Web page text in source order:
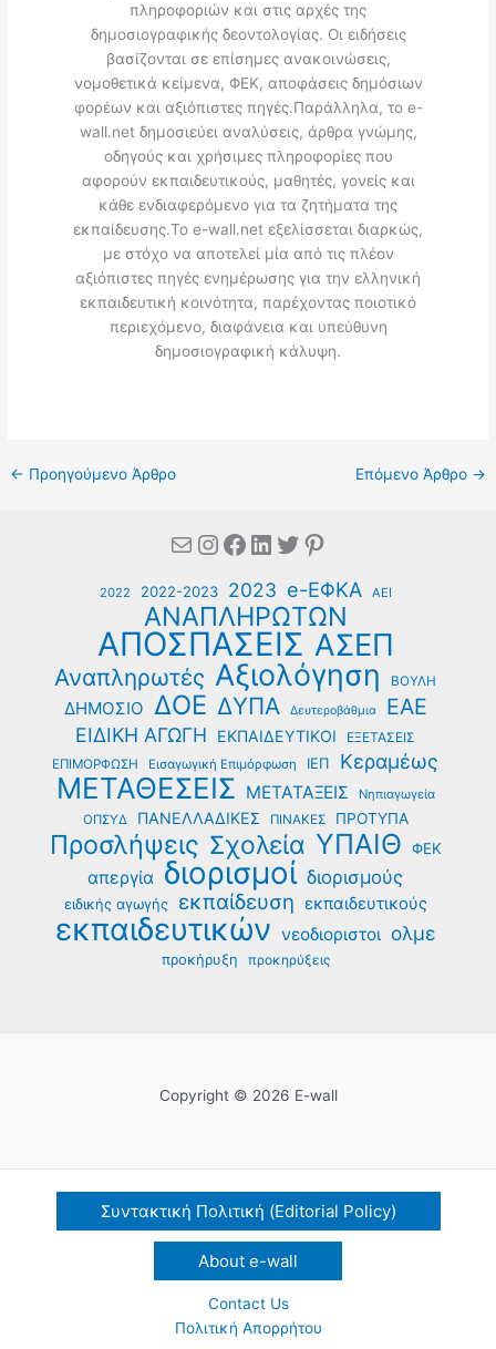
πληροφοριών και στις αρχές της
δημοσιογραφικής δεοντολογίας. Οι ειδήσεις
βασίζονται σε επίσημες ανακοινώσεις,
νομοθετικά κείμενα, ΦΕΚ, αποφάσεις δημόσιων
φορέων και αξιόπιστες πηγές.Παράλληλα, το e-
wall.net δημοσιεύει αναλύσεις, άρθρα γνώμης,
οδηγούς και χρήσιμες πληροφορίες που
αφορούν εκπαιδευτικούς, μαθητές, γονείς και
κάθε ενδιαφερόμενο για τα ζητήματα της
εκπαίδευσης.Το e-wall.net εξελίσσεται διαρκώς,
με στόχο να αποτελεί μία από τις πλέον
αξιόπιστες πηγές ενημέρωσης για την ελληνική
εκπαιδευτική κοινότητα, παρέχοντας ποιοτικό
περιεχόμενο, διαφάνεια και υπεύθυνη
δημοσιογραφική κάλυψη.
← Προηγούμενο Άρθρο Επόμενο Άρθρο →
MailInstagram
Facebook
Linkedin
Twitter
Pinterest
2022 2022-2023 2023 e-ΕΦΚΑ ΑΕΙ
ΑΝΑΠΛΗΡΩΤΩΝ
ΑΠΟΣΠΑΣΕΙΣ ΑΣΕΠ
Αναπληρωτές Αξιολόγηση ΒΟΥΛΗ
ΔΗΜΟΣΙΟ ΔΟΕ ΔΥΠΑ Δευτεροβάθμια ΕΑΕ
ΕΙΔΙΚΗ ΑΓΩΓΗ ΕΚΠΑΙΔΕΥΤΙΚΟΙ ΕΞΕΤΑΣΕΙΣ
ΕΠΙΜΟΡΦΩΣΗ Εισαγωγική Επιμόρφωση ΙΕΠ Κεραμέως
ΜΕΤΑΘΕΣΕΙΣ ΜΕΤΑΤΑΞΕΙΣ
Νηπιαγωγεία
ΟΠΣΥΔ
ΠΑΝΕΛΛΑΔΙΚΕΣ ΠΙΝΑΚΕΣ ΠΡΟΤΥΠΑ
Προσλήψεις Σχολεία ΥΠΑΙΘ ΦΕΚ
απεργία διορισμοί διορισμούς
ειδικής αγωγής εκπαίδευση εκπαιδευτικούς
εκπαιδευτικών νεοδιοριστοι ολμε
προκήρυξη προκηρύξεις
Copyright © 2026 E-wall
Συντακτική Πολιτική (Editorial Policy)
About e-wall
Contact Us
Πολιτική Απορρήτου